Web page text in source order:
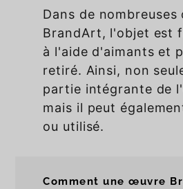
Dans de
BrandArt, l'objet est
à l'aide d'aimants et
retiré. Ainsi, non
partie intégrante de
mais il peut
ou utilisé.
Comment une œuvre